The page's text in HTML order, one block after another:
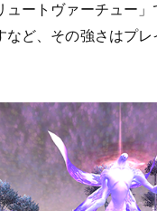
ートヴァーチュー
ど、その強さはプ